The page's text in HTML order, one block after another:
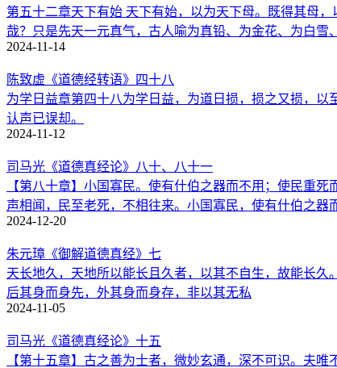
第五十二章天下有始 天下有始，以为天下母。既得其母
哉？只是先天一元真气，古人喻为真铅、为金花、为白
2024-11-14
陈致虚《道德经转语》四十八
为学日益章第四十八为学日益，为道日损，损之又损，
认声已误却。
2024-11-12
司马光《道德真经论》八十、八十一
【第八十章】小国寡民。使有什伯之器而不用；使民重
声相闻，民至老死，不相往来。小国寡民，使有什伯之
2024-12-20
朱元璋《御解道德真经》七
天长地久，天地所以能长且久者，以其不自生，故能长
后其身而身先，外其身而身存，非以其无私
2024-11-05
司马光《道德真经论》十五
【第十五章】古之善为士者，微妙玄通，深不可识。夫